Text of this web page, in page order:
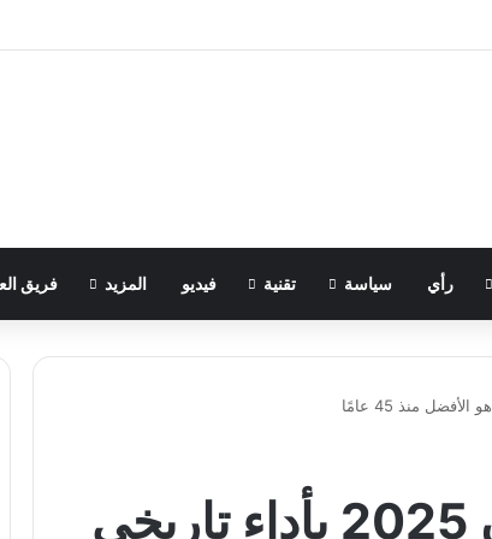
رأي سياسة تقنية فيديو المزيد فريق
الذهب والفضة يختتمان 2025 بأداء تاريخي